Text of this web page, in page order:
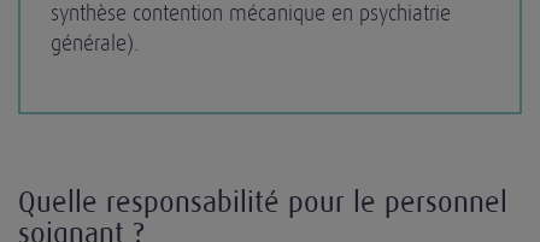
synthèse contention mécanique en psychiatrie
générale).
Quelle responsabilité pour le personnel
soignant ?